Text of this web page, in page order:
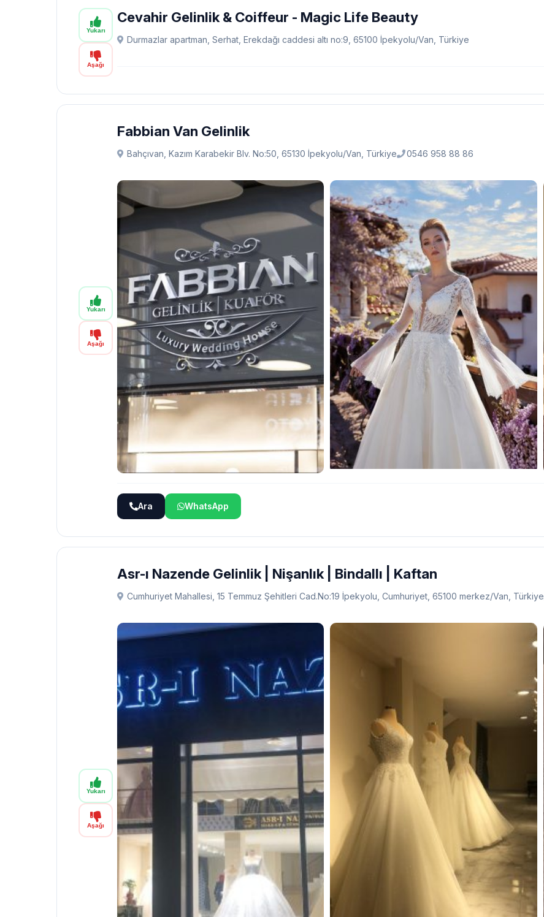
Yukarı
Aşağı
Cevahir Gelinlik & Coiffeur - Magic Life Beauty
Durmazlar apartman, Serhat, Erekdağı caddesi altı no:9, 65100 İpekyolu/Van, Türkiye
Yukarı
Aşağı
Fabbian Van Gelinlik
Bahçıvan, Kazım Karabekir Blv. No:50, 65130 İpekyolu/Van, Türkiye 0546 958 88 86
Ara WhatsApp
Yukarı
Aşağı
Asr-ı Nazende Gelinlik | Nişanlık | Bindallı | Kaftan
Cumhuriyet Mahallesi, 15 Temmuz Şehitleri Cad.No:19 İpekyolu, Cumhuriyet, 65100 merkez/Van, Türkiye